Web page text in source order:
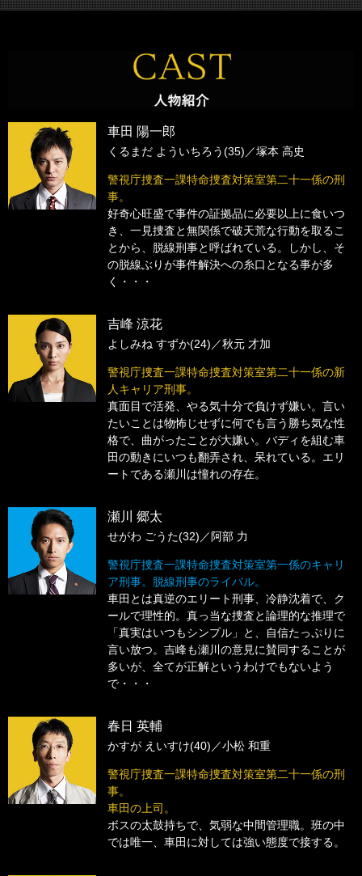
車田 陽一郎
くるまだ よういちろう(35)／塚本 高史
警視庁捜査一課特命捜査対策室第二十一係の刑
事。
好奇心旺盛で事件の証拠品に必要以上に食いつ
き、一見捜査と無関係で破天荒な行動を取るこ
とから、脱線刑事と呼ばれている。しかし、そ
の脱線ぶりが事件解決への糸口となる事が多
く・・・
吉峰 涼花
よしみね すずか(24)／秋元 才加
警視庁捜査一課特命捜査対策室第二十一係の新
人キャリア刑事。
真面目で活発、やる気十分で負けず嫌い。言い
たいことは物怖じせずに何でも言う勝ち気な性
格で、曲がったことが大嫌い。バディを組む車
田の動きにいつも翻弄され、呆れている。エリ
ートである瀬川は憧れの存在。
瀬川 郷太
せがわ ごうた(32)／阿部 力
警視庁捜査一課特命捜査対策室第一係のキャリ
ア刑事。脱線刑事のライバル。
車田とは真逆のエリート刑事、冷静沈着で、ク
ールで理性的。真っ当な捜査と論理的な推理で
「真実はいつもシンプル」と、自信たっぷりに
言い放つ。吉峰も瀬川の意見に賛同することが
多いが、全てが正解というわけでもないよう
で・・・
春日 英輔
かすが えいすけ(40)／小松 和重
警視庁捜査一課特命捜査対策室第二十一係の刑
事。
車田の上司。
ボスの太鼓持ちで、気弱な中間管理職。班の中
では唯一、車田に対しては強い態度で接する。